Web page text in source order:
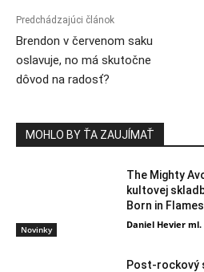
Predchádzajúci článok
Brendon v červenom saku
oslavuje, no má skutočne
dôvod na radosť?
MOHLO BY ŤA ZAUJÍMAŤ
Novinky
The Mighty
kultovej
Born in Flames
Daniel Hevier ml.
Post-rockový